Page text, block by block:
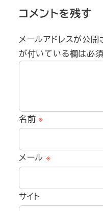
コメントを残す
メールアドレスが公開
が付いている欄は必
名前※
メール ※
サイト